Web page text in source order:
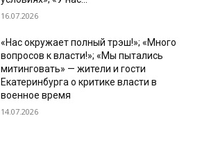
16.07.2026
«Нас окружает полный трэш!»; «Много
вопросов к власти!»; «Мы пытались
митинговать» — жители и гости
Екатеринбурга о критике власти в
военное время
14.07.2026